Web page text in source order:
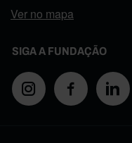
Ver no mapa
SIGA A FUNDAÇÃO